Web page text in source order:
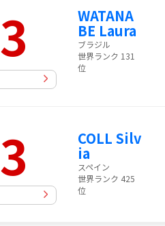
3 WATANA
BE Laura
ブラジル
世界ランク 131
位
3 COLL Silv
ia
スペイン
世界ランク 425
位